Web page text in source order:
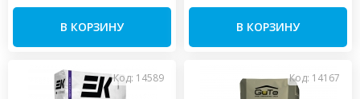
В КОРЗИНУ В КОРЗИНУ
Код: 14589 Код: 14167